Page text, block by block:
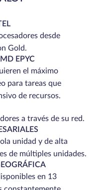
desde
Gold.
EPYC
el máximo
para tareas que
de recursos.
a través de su red.
unidad y de alta
de múltiples unidades.
en 13